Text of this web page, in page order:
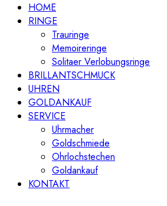
HOME
RINGE
Trauringe
Memoireringe
Solitaer Verlobungsringe
BRILLANTSCHMUCK
UHREN
GOLDANKAUF
SERVICE
Uhrmacher
Goldschmiede
Ohrlochstechen
Goldankauf
KONTAKT